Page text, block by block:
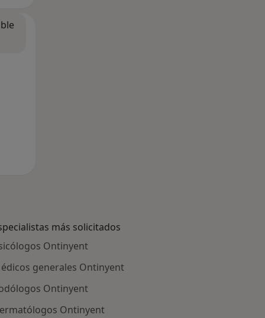
más solicitados
Ontinyent
generales Ontinyent
Ontinyent
Ontinyent